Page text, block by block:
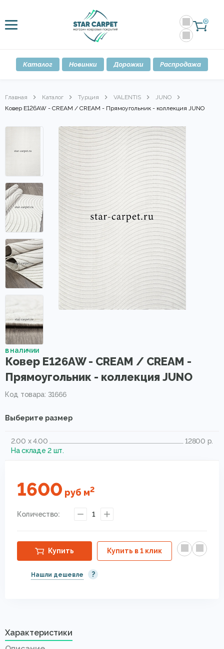
0
Каталог Новинки Дорожки Распродажа
Главная Каталог Турция VALENTIS
JUNO
Ковер E126AW - CREAM / CREAM - Прямоугольник - коллекция JUNO
в наличии
Ковер E126AW - CREAM / CREAM -
Прямоугольник - коллекция JUNO
Код товара: 31666
Выберите размер
2.00 x 4.00
12800 р.
На складе 2 шт.
1600 руб м2
Количество: 1
Купить Купить в 1 клик
Нашли дешевле ?
Характеристики